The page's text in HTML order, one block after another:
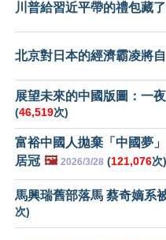
川普給習近平帶的禮包藏
北京對日本的經濟霸凌將
展望未來的中國版圖：一
(46,519次)
富裕中國人拋棄「中國夢
居冠 🖼️ 2026/3/28 (121,076次)
馬興瑞舊部落馬 蔡奇嫡系
次)